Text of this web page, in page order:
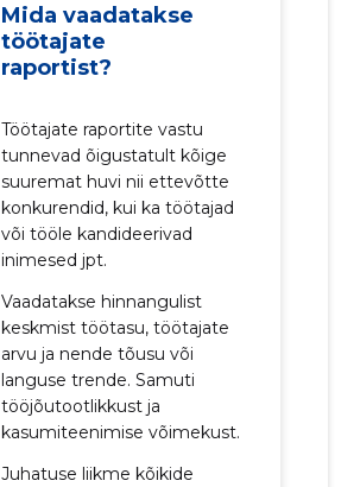
Mida vaadatakse
töötajate
raportist?
Töötajate raportite vastu
tunnevad õigustatult kõige
suuremat huvi nii ettevõtte
konkurendid, kui ka töötajad
või tööle kandideerivad
inimesed jpt.
Vaadatakse hinnangulist
keskmist töötasu, töötajate
arvu ja nende tõusu või
languse trende. Samuti
tööjõutootlikkust ja
kasumiteenimise võimekust.
Juhatuse liikme kõikide